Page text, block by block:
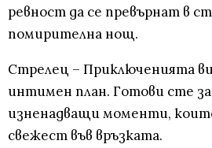
ревност да се превърнат в
помирителна нощ.
Стрелец – Приключенията
интимен план. Готови сте
изненадващи моменти,
свежест във връзката.